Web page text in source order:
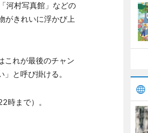
河村写真館」などの
がきれいに浮かび上
これが最後のチャン
と呼び掛ける。
時まで）。